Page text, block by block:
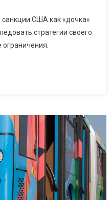
США как «дочка»
стратегии своего